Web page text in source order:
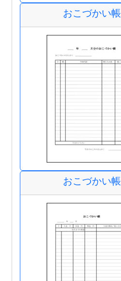
おこづかい帳
おこづかい帳